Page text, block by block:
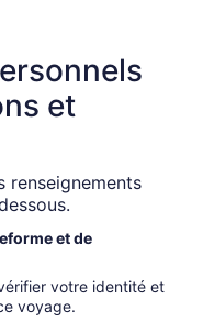
et
renseignements
et de
votre identité et
voyage.